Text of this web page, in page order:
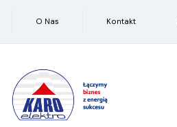
O Nas Kontakt